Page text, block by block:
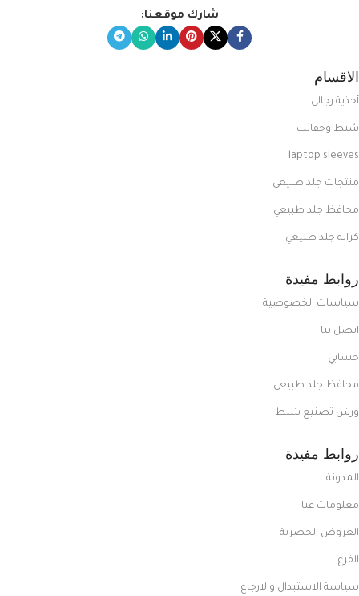
شارك موقعنا:
الاقسام
أحذية رجالي
شنط وحقائب
laptop sleeves
منتجات جلد طبيعي
محافظ جلد طبيعي
كراتة جلد طبيعي
روابط مفيدة
سياسات الخصوصية
اتصل بنا
حسابي
محافظ جلد طبيعي
ورش تصنيع شنط
روابط مفيدة
المدونة
معلومات عنا
العروض الحصرية
الفرع
سياسة الاستبدال والارجاع